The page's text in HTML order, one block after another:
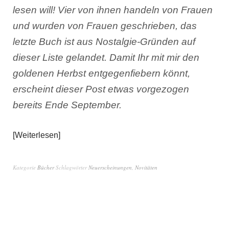
lesen will! Vier von ihnen handeln von Frauen
und wurden von Frauen geschrieben, das
letzte Buch ist aus Nostalgie-Gründen auf
dieser Liste gelandet. Damit Ihr mit mir den
goldenen Herbst entgegenfiebern könnt,
erscheint dieser Post etwas vorgezogen
bereits Ende September.
Weiterlesen
Kategorie Bücher SchlagwörterNeuerscheinungen, Novitäten